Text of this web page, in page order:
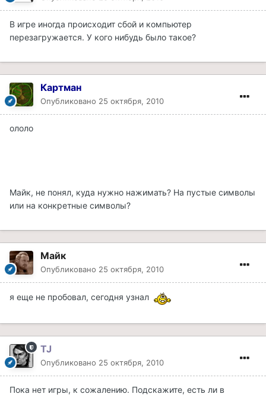
В игре иногда происходит сбой и компьютер
перезагружается. У кого нибудь было такое?
Картман
Опубликовано 25 октября, 2010
ололо
Майк, не понял, куда нужно нажимать? На пустые символы
или на конкретные символы?
Майк
Опубликовано 25 октября, 2010
я еще не пробовал, сегодня узнал
TJ
Опубликовано 25 октября, 2010
Пока нет игры, к сожалению. Подскажите, есть ли в